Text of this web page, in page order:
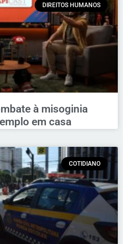
DIREITOS HUMANOS
à misoginia
em casa
COTIDIANO